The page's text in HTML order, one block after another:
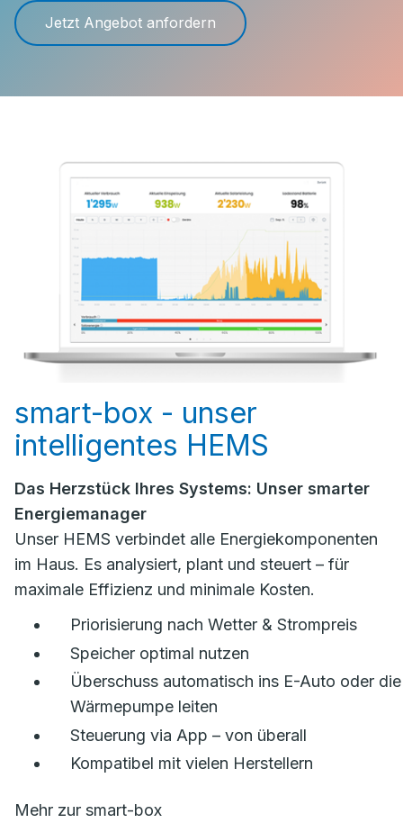
Jetzt Angebot anfordern
smart-box - unser
intelligentes HEMS
Das Herzstück Ihres Systems: Unser smarter
Energiemanager
Unser HEMS verbindet alle Energiekomponenten
im Haus. Es analysiert, plant und steuert – für
maximale Effizienz und minimale Kosten.
Priorisierung nach Wetter & Strompreis
Speicher optimal nutzen
Überschuss automatisch ins E-Auto oder die
Wärmepumpe leiten
Steuerung via App – von überall
Kompatibel mit vielen Herstellern
Mehr zur smart-box